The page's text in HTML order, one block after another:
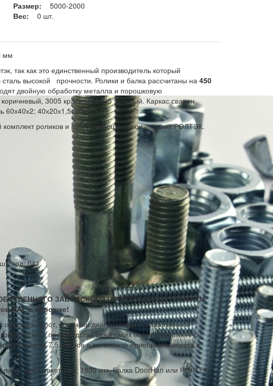
Размер:
5000-2000
Вес:
0 шт.
мм
так как это единственный производитель который
сталь высокой прочности. Ролики и балка рассчитаны на 450
двойную обработку металла и порошковую
3005 красный, 6005 зеленый. Каркас сварен
60х40х2; 40х20х1,5; 20х20х1,5
роликов и комплектующих производства РОЛТЭК.
код: 041
ЗАВОДСКОГО ПРОИЗВОДСТВА ПРЕМИУМ
RAL в порошке!
ворот, со всеми диагоналями по собственной
производства цена таких ворот существенно
размером 7,5 метров и вы можете приобрести ворота в
или штакетника: 1800 мм, Балка DoorHan или РОЛТЕК